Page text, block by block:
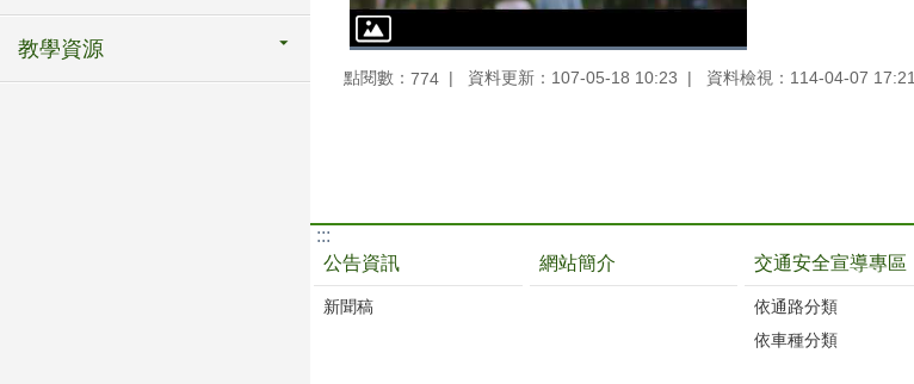
教學資源
點閱數： 774 資料更新：107-05-18 10:23 資料檢視：114-04-07 17:21
:::
公告資訊
新聞稿
網站簡介 交通安全宣導專區
依通路分類
依車種分類